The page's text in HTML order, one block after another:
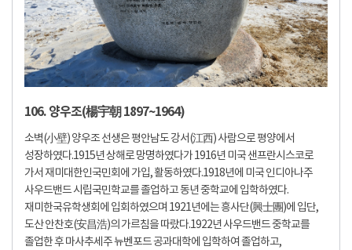
106. 양우조(楊宇朝 1897~1964)
소벽(小壁) 양우조 선생은 평안남도 강서(江西) 사람으로 평양에서
성장하였다.1915년 상해로 망명하였다가 1916년 미국 샌프란시스코로
가서 재미대한인국민회에 가입, 활동하였다.1918년에 미국 인디아나주
사우드밴드 시립국민학교를 졸업하고 동년 중학교에 입학하였다.
재미한국유학생회에 입회하였으며 1921년에는 흥사단(興士團)에 입단,
도산 안찬호(安昌浩)의 가르침을 따랐다.1922년 사우드밴드 중학교를
졸업한 후 마사추세주 뉴벤포드 공과대학에 입학하여 졸업하고,